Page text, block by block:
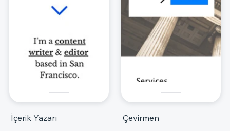
İçerik Yazarı Çevirmen